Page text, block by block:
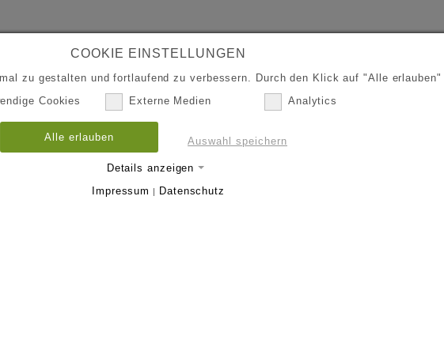
COOKIE EINSTELLUNGEN
zu gestalten und fortlaufend zu verbessern. Durch den Klick auf "Alle
Cookies
Externe Medien Analytics
Alle erlauben Auswahl speichern
Details anzeigen
Impressum | Datenschutz